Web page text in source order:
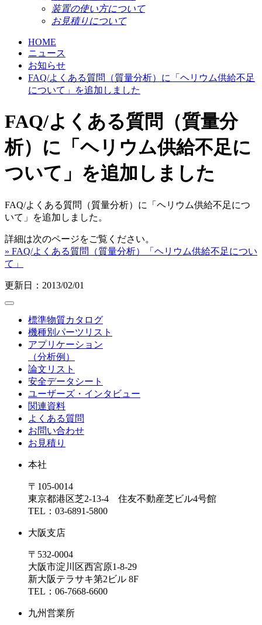
装置の使い方について
お見積りについて
HOME
ニュース
お知らせ
FAQ/よくある質問（質量分析）に「ヘリウム供給不足
について」を追加しました
FAQ/よくある質問（質量分
析）に「ヘリウム供給不足に
ついて」を追加しました
FAQ/よくある質問（質量分析）に「ヘリウム供給不足につ
いて」を追加しました。
詳細は次のページをご覧ください。
» FAQ/よくある質問（質量分析）「ヘリウム供給不足につい
て」
更新日：2013/02/01
標準物質カタログ
機種別パーツリスト
アプリケーション
（分析例）
論文リスト
安全データシート
ユーザーズ・インタビュー
関連資料
よくある質問
お問い合わせ
お見積り
本社
〒105-0014
東京都港区芝2-13-4 住友不動産芝ビル4号館
TEL：03-6891-5800
大阪支店
〒532-0004
大阪市淀川区西宮原1-8-29
新大阪テラサキ第2ビル 8F
TEL：06-7668-6600
九州営業所